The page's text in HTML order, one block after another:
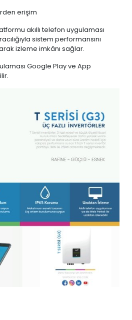
erişim
akıllı telefon uygulaması
sistem performansını
izleme imkânı sağlar.
Google Play ve App